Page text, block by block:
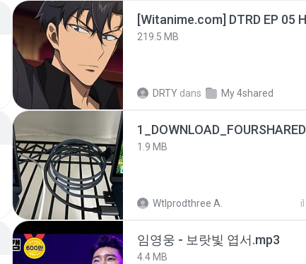
[Witanime.com] DTRD EP 05
219.5 MB
DRTY dans My 4shared
1.9 MB
Wtlprodthree A.
임영웅 - 보랏빛 엽서.mp3
4.4 MB